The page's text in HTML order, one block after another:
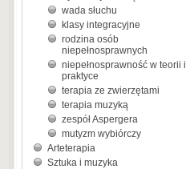
wada słuchu
klasy integracyjne
rodzina osób
niepełnosprawnych
niepełnosprawność w teorii i
praktyce
terapia ze zwierzętami
terapia muzyką
zespół Aspergera
mutyzm wybiórczy
Arteterapia
Sztuka i muzyka